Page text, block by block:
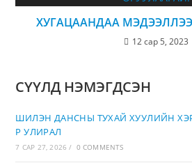
ХУГАЦААНДАА
12 сар 5, 2023
СҮҮЛД НЭМЭГДСЭН
ШИЛЭН ДАНСНЫ ТУХАЙ ХУУЛИЙН
Р УЛИРАЛ
7 САР 27, 2026 / 0 COMMENTS